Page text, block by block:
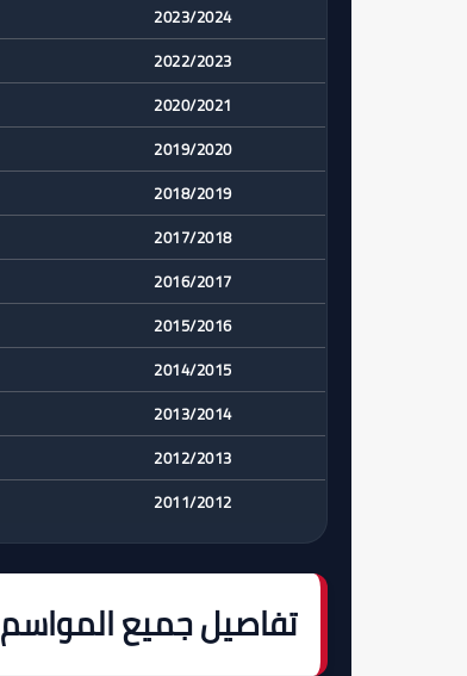
2023/2024
2022/2023
2020/2021
2019/2020
2018/2019
2017/2018
2016/2017
2015/2016
2014/2015
2013/2014
2012/2013
2011/2012
تفاصيل جميع المواسم